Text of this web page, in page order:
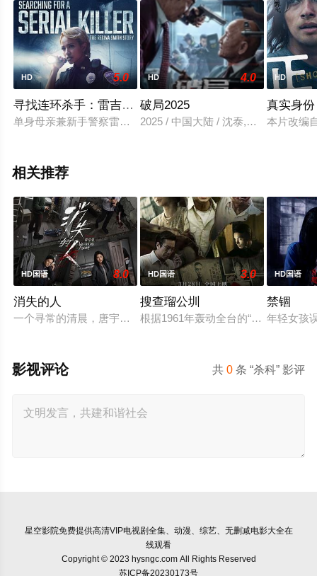
HD 5.0
寻找连环杀手：雷吉娜·史密斯的故事
单身母亲兼新手警察雷吉娜·史密斯 (Regina Smith) 与搭档艾迪
HD 4.0
破局2025
2025 / 中国大陆 / 沈泰,何美璇
HD
真实身份
本片改编
相关推荐
HD国语 8.0
消失的人
一个寻常的清晨，唐宇（郑恺 饰）的儿子在楼梯间凭空消失；
HD国语 3.0
搜查瑠公圳
根据1961年轰动全台的“瑠公圳分尸
HD国语
禁锢
年轻女孩
共0 条 “杀科” 影评
影视评论
星空影院免费提供高清VIP电视剧全集、动漫、综艺、无删减电影大全在
线观看
Copyright © 2023 hysngc.com All Rights Reserved
苏ICP备20230173号